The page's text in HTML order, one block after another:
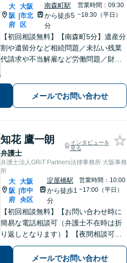
大
阪
府
|
大阪
市北
区
南森町駅
から徒歩5
分
営業時間：09:30
~18:30（平日）
【初回相談無料】【南森町5分】遺産分
割や遺留分など相続問題／未払い残業
代請求や不当解雇など労働問題／財産
依頼者さまに寄り添い、条件だけでな
くお気持ち的にも納得感の高い解決を
メールでお問い合わせ
知花 鷹一朗
弁護士
インタビューを
見る
弁護士法人GRiT Partners法律事務所 大阪事務
所
大
阪
府
|
大阪
市中
央区
淀屋橋駅
から徒歩1
分
営業時間：10:00
~17:00（平日）
【初回相談無料】【お問い合わせ時に
簡易な電話相談可（弁護士不在時は折
り返しとなります）】【夜間相談可】
依頼者さまの悩み・不安に寄り添い、
精神的な負担も軽減できるよう努めて
メールでお問い合わせ